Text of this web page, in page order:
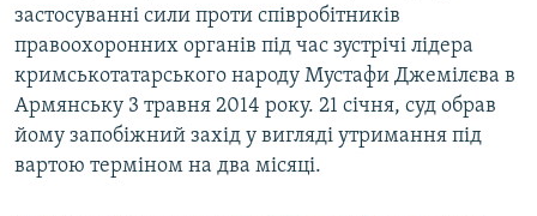
застосуванні сили проти співробітників
правоохоронних органів під час зустрічі лідера
кримськотатарського народу Мустафи Джемілєва в
Армянську 3 травня 2014 року. 21 січня, суд обрав
йому запобіжний захід у вигляді утримання під
вартою терміном на два місяці.